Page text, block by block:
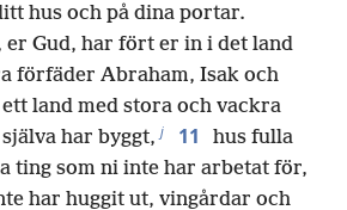
hus och på dina portar.
er Gud, har fört er in i det land
förfäder Abraham, Isak och
ett land med stora och vackra
har byggt, j 11
hus fulla
ting som ni inte har arbetat för,
har huggit ut, vingårdar och